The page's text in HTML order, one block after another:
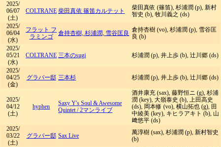
2025/
06/07
(土)
COLTRANE 柴田真依 篠笛カルテット
柴田真依 (篠笛), 杉浦潤 (p), 新村
智史 (b), 牧川義之 (ds)
2025/
06/04
(水)
フラット フ
ラミンゴ
倉持杏樹, 杉浦潤, 雪谷匡良 倉持杏樹 (vo), 杉浦潤 (p), 雪谷匡
良 (b)
2025/
05/21
(水)
COLTRANE 三本のsugi 杉浦潤 (p), 井上歩 (b), 辻川郷 (ds)
2025/
04/25
(金)
グラバー邸 三本杉 杉浦潤 (p), 井上歩 (b), 辻川郷 (ds)
2025/
04/12
(土)
hyphen
Saxy Y's Soul & Awesome
Quintet/2マンライブ
酒井康充 (sax), 藤野恒ニ (g), 杉浦
潤 (key), 大嶺泰史 (b), 上田高史
(ds), 岡本修 (vo), 横山拓也 (g), 田
中綾美 (key), キヒラアキト (b), 山
﨑悠平 (ds)
2025/
03/22
(土)
グラバー邸 Sax Live
萬淳樹 (sax), 杉浦潤 (p), 新村智史
(b)